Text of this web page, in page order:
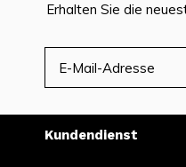
Erhalten Sie die
Kundendienst